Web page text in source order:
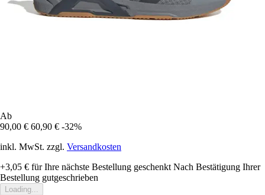
Ab
90,00 € 60,90 € -32%
inkl. MwSt. zzgl. Versandkosten
+3,05 € für Ihre nächste Bestellung geschenkt Nach Bestätigung Ihrer
Bestellung gutgeschrieben
Loading...